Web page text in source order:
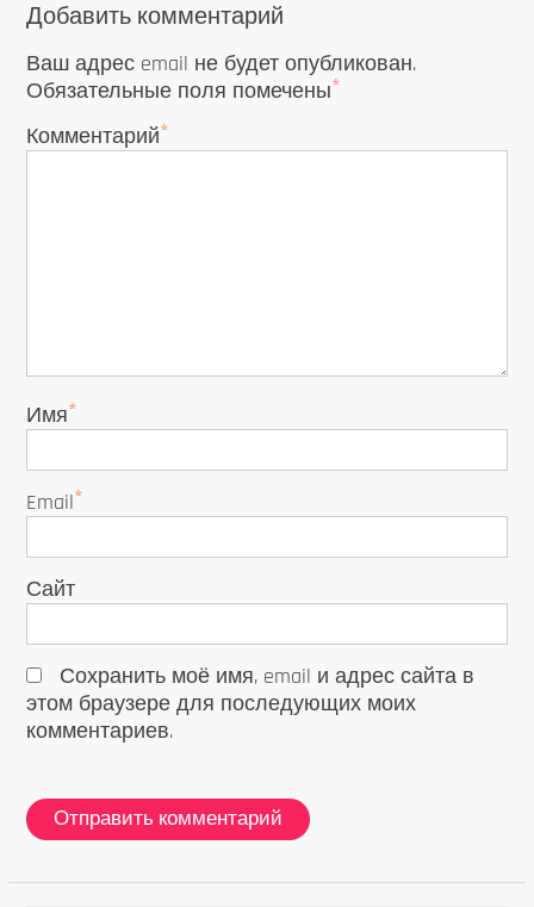
Добавить комментарий
Ваш адрес email не будет опубликован.
Обязательные поля помечены*
Комментарий*
Имя*
Email*
Сайт
Сохранить моё имя, email и адрес сайта в
этом браузере для последующих моих
комментариев.